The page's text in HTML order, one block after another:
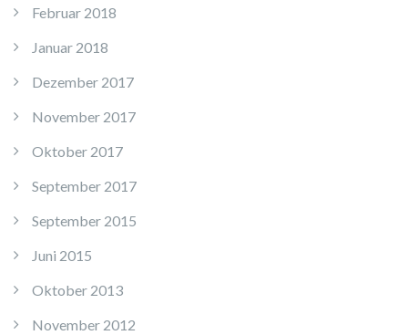
Februar 2018
Januar 2018
Dezember 2017
November 2017
Oktober 2017
September 2017
September 2015
Juni 2015
Oktober 2013
November 2012